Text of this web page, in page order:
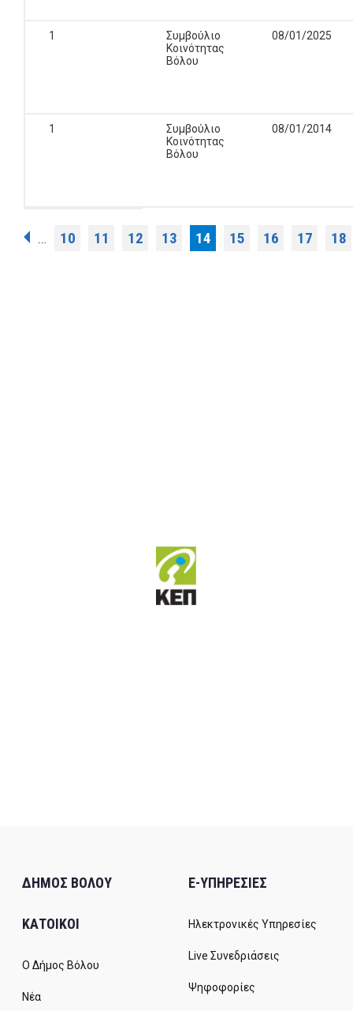
1
Συμβούλιο
Κοινότητας
Βόλου
08/01/2025
1
Συμβούλιο
Κοινότητας
Βόλου
08/01/2014
Σελίδες
… 10 11 12 13 14 15 16 17 18
ΔΗΜΟΣ ΒΟΛΟΥ
ΚΑΤΟΙΚΟΙ
Ο Δήμος Βόλου
Νέα
E-ΥΠΗΡΕΣΙΕΣ
Ηλεκτρονικές Υπηρεσίες
Live Συνεδριάσεις
Ψηφοφορίες